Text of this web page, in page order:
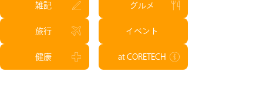
雑記 グルメ
旅行 イベント
健康 at CORETECH